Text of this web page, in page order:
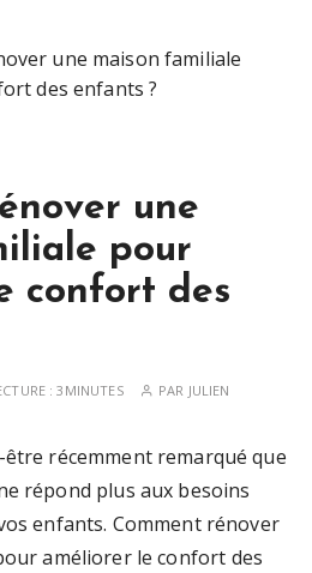
une maison familiale
des enfants ?
une
pour
confort des
:3MINUTES PAR JULIEN
récemment remarqué que
répond plus aux besoins
enfants. Comment rénover
améliorer le confort des